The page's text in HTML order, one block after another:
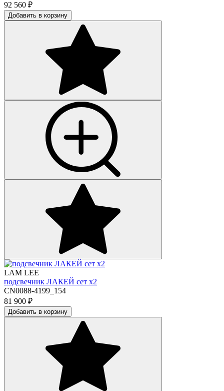
92 560 ₽
Добавить в корзину
LAM LEE
подсвечник ЛАКЕЙ сет х2
CN0088-4199_154
81 900 ₽
Добавить в корзину